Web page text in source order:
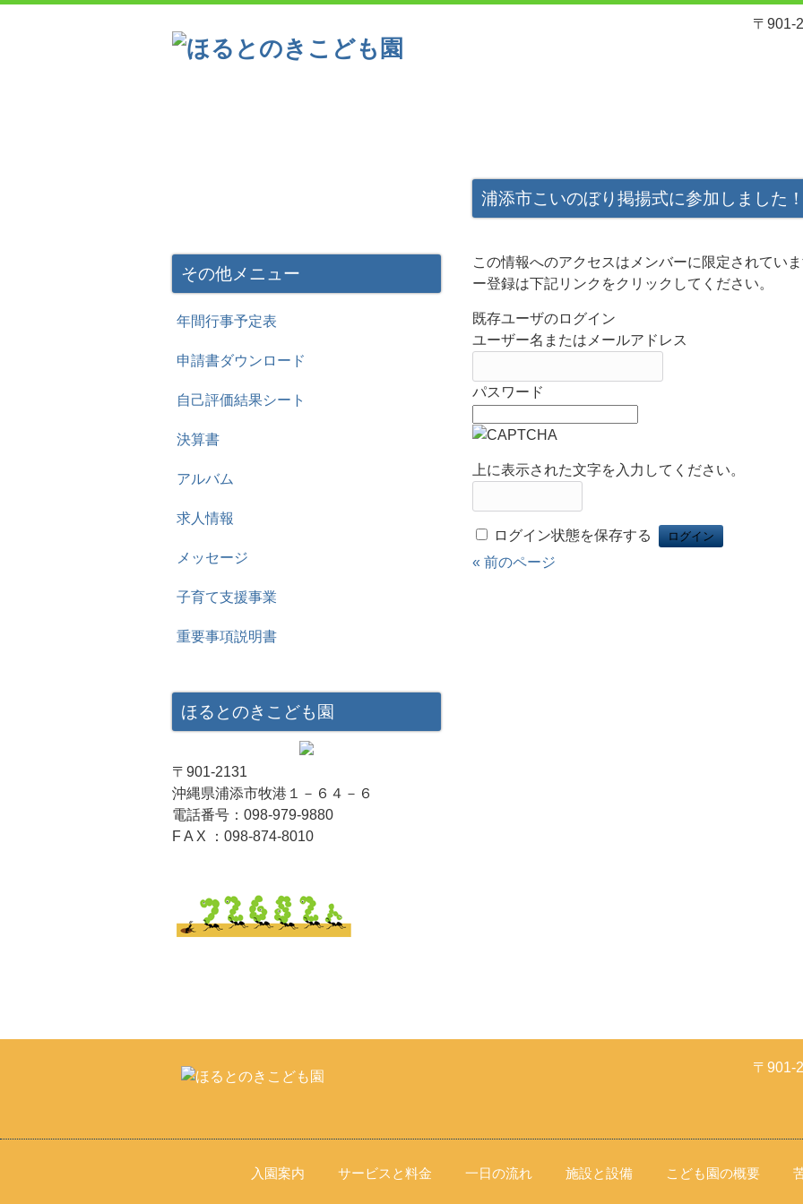
〒901-
浦添市こいのぼり掲揚式に参加しました
この情報へのアクセスはメンバーに限定されてい
ー登録は下記リンクをクリックしてください。
既存ユーザのログイン
ユーザー名またはメールアドレス
パスワード
上に表示された文字を入力してください。
ログイン状態を保存する
« 前のページ
その他メニュー
年間行事予定表
申請書ダウンロード
自己評価結果シート
決算書
アルバム
求人情報
メッセージ
子育て支援事業
重要事項説明書
ほるとのきこども園
〒901-2131
沖縄県浦添市牧港１－６４－６
電話番号：098-979-9880
F A X ：098-874-8010
〒901-
入園案内 サービスと料金 一日の流れ 施設と設備 こども園の概要